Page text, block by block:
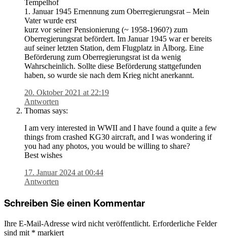
Tempelhof
1. Januar 1945 Ernennung zum Oberregierungsrat – Mein
Vater wurde erst
kurz vor seiner Pensionierung (~ 1958-1960?) zum
Oberregierungsrat befördert. Im Januar 1945 war er bereits
auf seiner letzten Station, dem Flugplatz in Ålborg. Eine
Beförderung zum Oberregierungsrat ist da wenig
Wahrscheinlich. Sollte diese Beförderung stattgefunden
haben, so wurde sie nach dem Krieg nicht anerkannt.
20. Oktober 2021 at 22:19
Antworten
Thomas says:
I am very interested in WWII and I have found a quite a few
things from crashed KG30 aircraft, and I was wondering if
you had any photos, you would be willing to share?
Best wishes
17. Januar 2024 at 00:44
Antworten
Schreiben Sie einen Kommentar
Ihre E-Mail-Adresse wird nicht veröffentlicht. Erforderliche Felder
sind mit * markiert